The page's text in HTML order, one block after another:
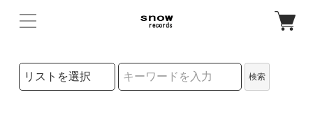
検索リストの選択
検索